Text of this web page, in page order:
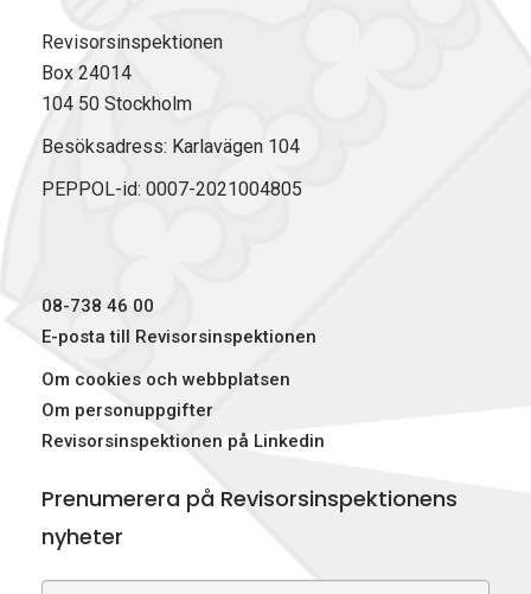
Revisorsinspektionen
Box 24014
104 50 Stockholm
Besöksadress: Karlavägen 104
PEPPOL-id: 0007-2021004805
08-738 46 00
E-posta till Revisorsinspektionen
Om cookies och webbplatsen
Om personuppgifter
Revisorsinspektionen på Linkedin
Prenumerera på Revisorsinspektionens
nyheter